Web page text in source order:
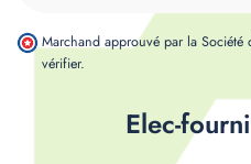
Elec-
Marchand approuvé par la Société
vérifier.